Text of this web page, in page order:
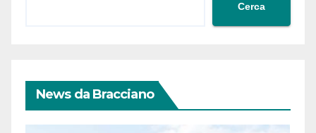
Cerca
News da Bracciano